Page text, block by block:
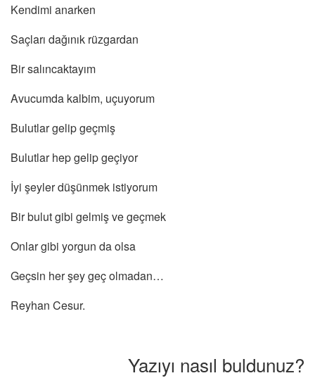
Kendimi anarken
Saçları dağınık rüzgardan
Bir salıncaktayım
Avucumda kalbim, uçuyorum
Bulutlar gelip geçmiş
Bulutlar hep gelip geçiyor
İyi şeyler düşünmek istiyorum
Bir bulut gibi gelmiş ve geçmek
Onlar gibi yorgun da olsa
Geçsin her şey geç olmadan…
Reyhan Cesur.
Yazıyı nasıl buldunuz?